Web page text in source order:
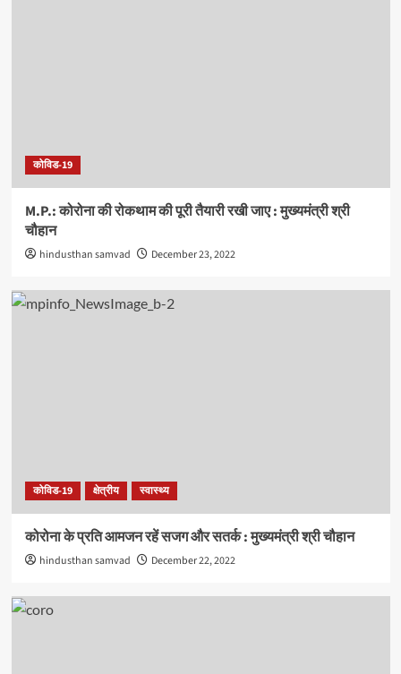
कोविड-19
M.P.: कोरोना की रोकथाम की पूरी तैयारी रखी जाए : मुख्यमंत्री श्री
चौहान
hindusthan samvad December 23, 2022
कोविड-19 क्षेत्रीय स्वास्थ्य
कोरोना के प्रति आमजन रहें सजग और सतर्क : मुख्यमंत्री श्री चौहान
hindusthan samvad December 22, 2022